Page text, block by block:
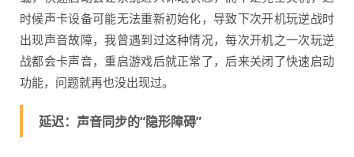
时候声卡设备可能无法重新初始化，导致下次开机玩逆战时
出现声音故障，我曾遇到过这种情况，每次开机之一次玩逆
战都会卡声音，重启游戏后就正常了，后来关闭了快速启动
功能，问题就再也没出现过。
延迟：声音同步的“隐形障碍”